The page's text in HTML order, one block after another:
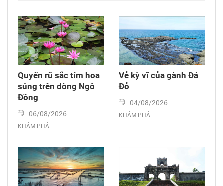
Quyến rũ sắc tím hoa
súng trên dòng Ngô
Đồng
06/08/2026
KHÁM PHÁ
Vẻ kỳ vĩ của gành Đá
Đỏ
04/08/2026
KHÁM PHÁ